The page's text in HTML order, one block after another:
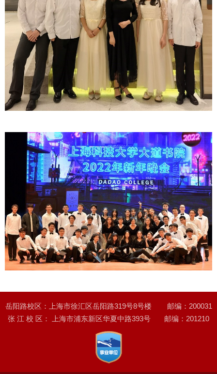
岳阳路校区：上海市徐汇区岳阳路319号8号楼 邮编：200031
张 江 校 区： 上海市浦东新区华夏中路393号 邮编：201210